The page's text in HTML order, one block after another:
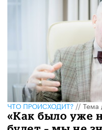
ЧТО ПРОИСХОДИТ?//Тема
«Как было уже